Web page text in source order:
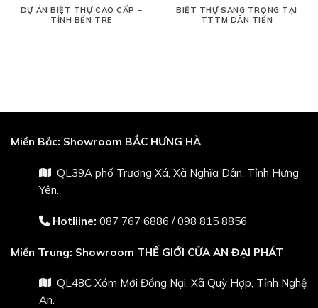
DỰ ÁN BIỆT THỰ CAO CẤP –
TỈNH BẾN TRE
BIỆT THỰ SANG TRỌNG TẠI
TTTM DÂN TIẾN
Miền Bắc: Showroom BẮC HƯNG HÀ
QL39A phố Trương Xá, Xã Nghĩa Dân, Tỉnh Hưng
Yên.
Hotliine: 087 767 6886 /098 815 8856
Miền Trung: Showroom THẾ GIỚI CỬA AN ĐẠI PHÁT
QL48C Xóm Mới Đồng Nại, Xã Quỳ Hợp, Tỉnh Nghệ
An.